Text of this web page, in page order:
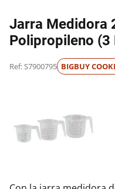
Jarra Medidora
Polipropileno (3
Ref: S7900795 BIGBUY